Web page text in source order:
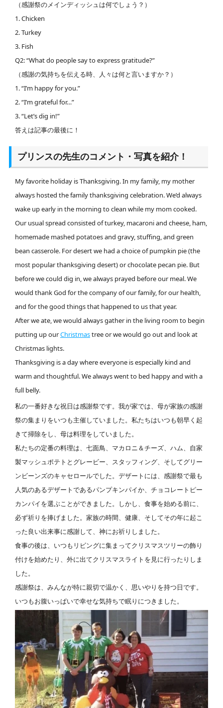
（感謝祭のメインディッシュは何でしょう？）
1. Chicken
2. Turkey
3. Fish
Q2: “What do people say to express gratitude?”
（感謝の気持ちを伝える時、人々は何と言いますか？）
1. “I’m happy for you.”
2. “I’m grateful for…”
3. “Let’s dig in!”
答えは記事の最後に！
プリンスの先生のコメント・写真を紹介！
My favorite holiday is Thanksgiving. In my family, my mother
always hosted the family thanksgiving celebration. We’d always
wake up early in the morning to clean while my mom cooked.
Our usual spread consisted of turkey, macaroni and cheese, ham,
homemade mashed potatoes and gravy, stuffing, and green
bean casserole. For desert we had a choice of pumpkin pie (the
most popular thanksgiving desert) or chocolate pecan pie. But
before we could dig in, we always prayed before our meal. We
would thank God for the company of our family, for our health,
and for the good things that happened to us that year.
After we ate, we would always gather in the living room to begin
putting up ourChristmastree or we would go out and look at
Christmas lights.
Thanksgiving is a day where everyone is especially kind and
warm and thoughtful. We always went to bed happy and with a
full belly.
私の一番好きな祝日は感謝祭です。我が家では、母が家族の感謝
祭の集まりをいつも主催していました。私たちはいつも朝早く起
きて掃除をし、母は料理をしていました。
私たちの定番の料理は、七面鳥、マカロニ＆チーズ、ハム、自家
製マッシュポテトとグレービー、スタッフィング、そしてグリー
ンビーンズのキャセロールでした。デザートには、感謝祭で最も
人気のあるデザートであるパンプキンパイか、チョコレートピー
カンパイを選ぶことができました。しかし、食事を始める前に、
必ず祈りを捧げました。家族の時間、健康、そしてその年に起こ
った良い出来事に感謝して、神にお祈りしました。
食事の後は、いつもリビングに集まってクリスマスツリーの飾り
付けを始めたり、外に出てクリスマスライトを見に行ったりしま
した。
感謝祭は、みんなが特に親切で温かく、思いやりを持つ日です。
いつもお腹いっぱいで幸せな気持ちで眠りにつきました。